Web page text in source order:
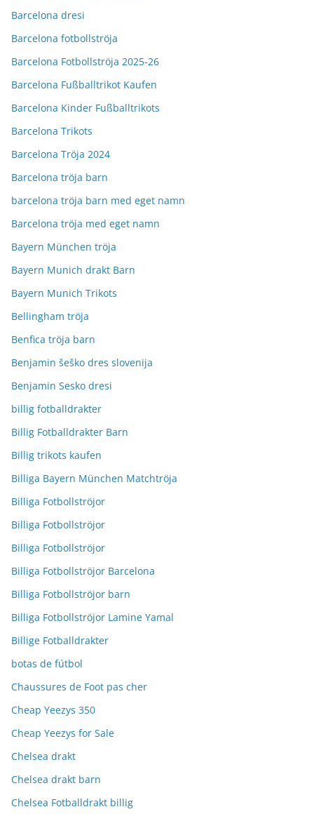
Barcelona dresi
Barcelona fotbollströja
Barcelona Fotbollströja 2025-26
Barcelona Fußballtrikot Kaufen
Barcelona Kinder Fußballtrikots
Barcelona Trikots
Barcelona Tröja 2024
Barcelona tröja barn
barcelona tröja barn med eget namn
Barcelona tröja med eget namn
Bayern München tröja
Bayern Munich drakt Barn
Bayern Munich Trikots
Bellingham tröja
Benfica tröja barn
Benjamin šeško dres slovenija
Benjamin Sesko dresi
billig fotballdrakter
Billig Fotballdrakter Barn
Billig trikots kaufen
Billiga Bayern München Matchtröja
Billiga Fotbollströjor
Billiga Fotbollströjor
Billiga Fotbollströjor
Billiga Fotbollströjor Barcelona
Billiga Fotbollströjor barn
Billiga Fotbollströjor Lamine Yamal
Billige Fotballdrakter
botas de fútbol
Chaussures de Foot pas cher
Cheap Yeezys 350
Cheap Yeezys for Sale
Chelsea drakt
Chelsea drakt barn
Chelsea Fotballdrakt billig